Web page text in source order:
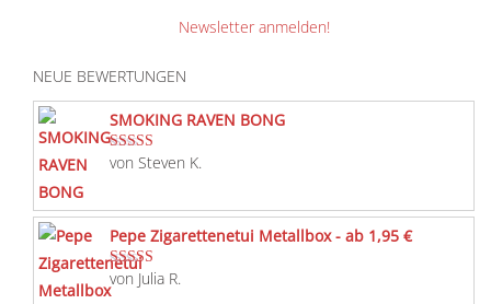
Newsletter anmelden!
NEUE BEWERTUNGEN
SMOKING RAVEN BONG
Bewertet mit
von Steven K.
Pepe Zigarettenetui Metallbox - ab 1,95 €
Bewertet mit
5
von Julia R.